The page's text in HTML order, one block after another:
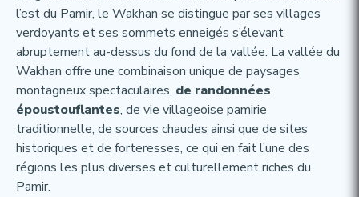
l’est du Pamir, le Wakhan se distingue par ses villages
verdoyants et ses sommets enneigés s’élevant
abruptement au-dessus du fond de la vallée. La vallée du
Wakhan offre une combinaison unique de paysages
montagneux spectaculaires, de randonnées
époustouflantes, de vie villageoise pamirie
traditionnelle, de sources chaudes ainsi que de sites
historiques et de forteresses, ce qui en fait l’une des
régions les plus diverses et culturellement riches du
Pamir.